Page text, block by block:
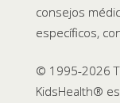
consejos
específicos,
© 1995-2026
KidsHealth®